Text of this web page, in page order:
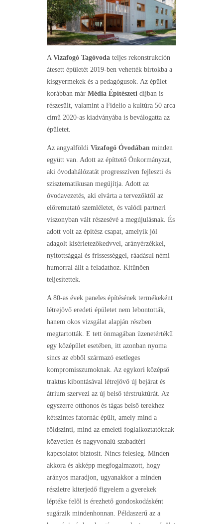
A Vizafogó Tagóvoda teljes rekonstrukción
átesett épületét 2019-ben vehették birtokba a
kisgyermekek és a pedagógusok. Az épület
korábban már Média Építészeti díjban is
részesült, valamint a Fidelio a kultúra 50 arca
című 2020-as kiadványába is beválogatta az
épületet.
Az angyalföldi Vizafogó Óvodában minden
együtt van. Adott az építtető Önkormányzat,
aki óvodahálózatát progresszíven fejleszti és
szisztematikusan megújítja. Adott az
óvodavezetés, aki elvárta a tervezőktől az
előremutató szemléletet, és valódi partneri
viszonyban vált részesévé a megújulásnak. És
adott volt az építész csapat, amelyik jól
adagolt kísérletezőkedvvel, arányérzékkel,
nyitottsággal és frissességgel, ráadásul némi
humorral állt a feladathoz. Kitűnően
teljesítettek.
A 80-as évek paneles építésének termékeként
létrejövő eredeti épületet nem lebontották,
hanem okos vizsgálat alapján részben
megtartották. E tett önmagában üzenetértékű
egy középület esetében, itt azonban nyoma
sincs az ebből származó esetleges
kompromisszumoknak. Az egykori középső
traktus kibontásával létrejövő új bejárat és
átrium szervezi az új belső térstruktúrát. Az
egyszerre otthonos és tágas belső terekhez
kétszintes fatornác épült, amely mind a
földszinti, mind az emeleti foglalkoztatóknak
közvetlen és nagyvonalú szabadtéri
kapcsolatot biztosít. Nincs felesleg. Minden
akkora és akképp megfogalmazott, hogy
arányos maradjon, ugyanakkor a minden
részletre kiterjedő figyelem a gyerekek
léptéke felől is érezhető gondoskodásként
sugárzik mindenhonnan. Példaszerű az a